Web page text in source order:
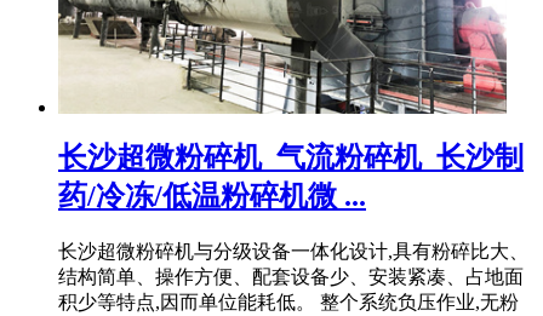
长沙超微粉碎机_气流粉碎机_长沙制
药/冷冻/低温粉碎机微 ...
长沙超微粉碎机与分级设备一体化设计,具有粉碎比大、
结构简单、操作方便、配套设备少、安装紧凑、占地面
积少等特点,因而单位能耗低。 整个系统负压作业,无粉